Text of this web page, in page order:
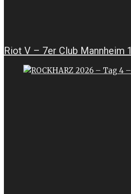
Riot V – 7er Club Mannheim